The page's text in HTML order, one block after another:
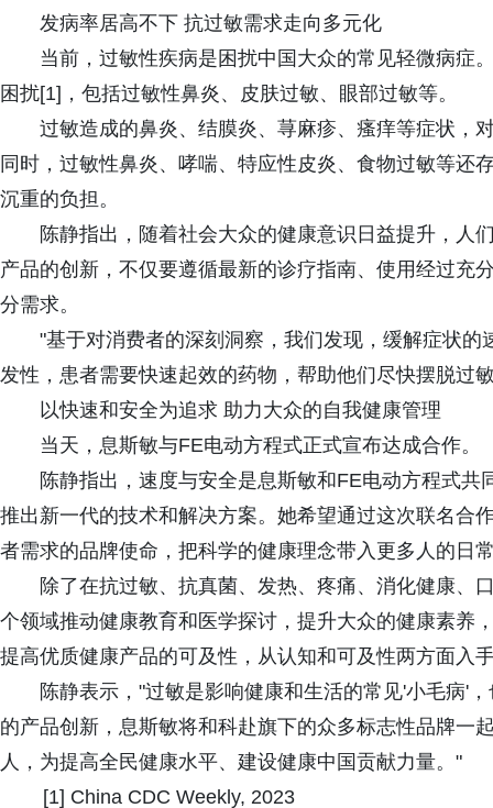
发病率居高不下 抗过敏需求走向多元化
当前，过敏性疾病是困扰中国大众的常见轻微病症
困扰[1]，包括过敏性鼻炎、皮肤过敏、眼部过敏等。
过敏造成的鼻炎、结膜炎、荨麻疹、瘙痒等症状，
同时，过敏性鼻炎、哮喘、特应性皮炎、食物过敏等还
沉重的负担。
陈静指出，随着社会大众的健康意识日益提升，人
产品的创新，不仅要遵循最新的诊疗指南、使用经过充
分需求。
"基于对消费者的深刻洞察，我们发现，缓解症状
发性，患者需要快速起效的药物，帮助他们尽快摆脱过
以快速和安全为追求 助力大众的自我健康管理
当天，息斯敏与FE电动方程式正式宣布达成合作。
陈静指出，速度与安全是息斯敏和FE电动方程式
推出新一代的技术和解决方案。她希望通过这次联名合
者需求的品牌使命，把科学的健康理念带入更多人的日
除了在抗过敏、抗真菌、发热、疼痛、消化健康、
个领域推动健康教育和医学探讨，提升大众的健康素养
提高优质健康产品的可及性，从认知和可及性两方面入
陈静表示，"过敏是影响健康和生活的常见'小毛病'
的产品创新，息斯敏将和科赴旗下的众多标志性品牌一
人，为提高全民健康水平、建设健康中国贡献力量。"
[1] China CDC Weekly, 2023